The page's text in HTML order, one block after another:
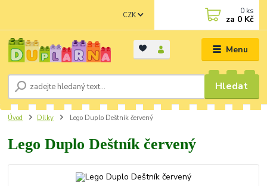
Menu
CZK
Hledat
0 ks
za 0 Kč
Úvod Dílky Lego Duplo Deštník červený
Lego Duplo Deštník červený